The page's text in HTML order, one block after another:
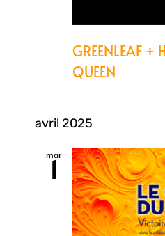
GREENLEAF +
QUEEN
avril 2025
mar
1